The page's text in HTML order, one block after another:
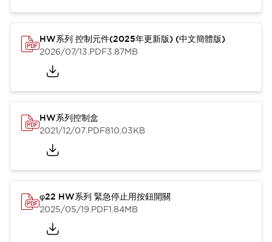
HW系列 控制元件(2025年更新版) (中文簡體版)
2026/07/13.PDF3.87MB
HW系列控制盒
2021/12/07.PDF810.03KB
φ22 HW系列 緊急停止用按鈕開關
2025/05/19.PDF1.84MB